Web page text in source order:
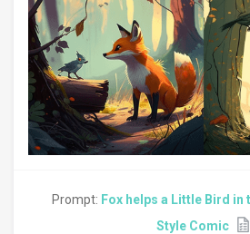
Prompt: Fox helps a Little Bird in
Style Comic